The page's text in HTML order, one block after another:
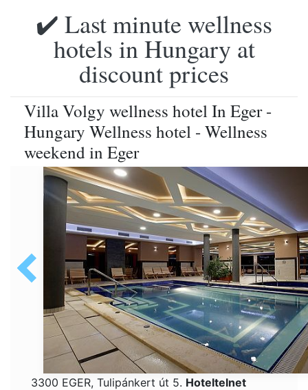
✔️ Last minute wellness
hotels in Hungary at
discount prices
Villa Volgy wellness hotel In Eger -
Hungary Wellness hotel - Wellness
weekend in Eger
3300 EGER, Tulipánkert út 5. Hoteltelnet